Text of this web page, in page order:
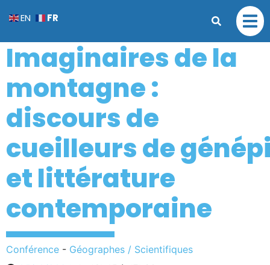
Imaginaires de la
montagne :
discours de
cueilleurs de
et littérature
contemporaine
Conférence - Géographes / Scientifiques
EN FR